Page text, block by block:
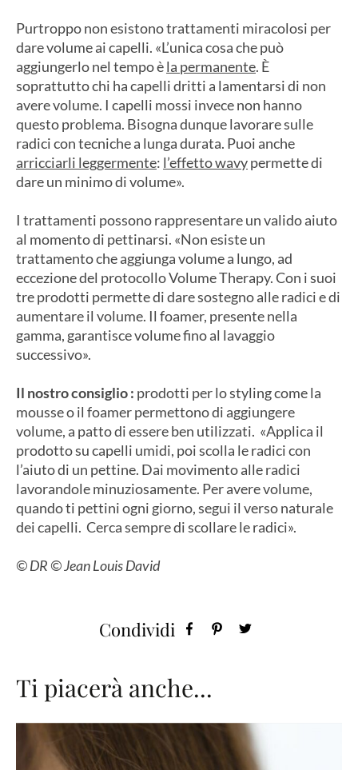
Purtroppo non esistono trattamenti miracolosi per
dare volume ai capelli. «L’unica cosa che può
aggiungerlo nel tempo èla permanente. È
soprattutto chi ha capelli dritti a lamentarsi di non
avere volume. I capelli mossi invece non hanno
questo problema. Bisogna dunque lavorare sulle
radici con tecniche a lunga durata. Puoi anche
arricciarli leggermente: l’effetto wavypermette di
dare un minimo di volume».
I trattamenti possono rappresentare un valido aiuto
al momento di pettinarsi. «Non esiste un
trattamento che aggiunga volume a lungo, ad
eccezione del protocollo Volume Therapy. Con i suoi
tre prodotti permette di dare sostegno alle radici e di
aumentare il volume. Il foamer, presente nella
gamma, garantisce volume fino al lavaggio
successivo».
Il nostro consiglio : prodotti per lo styling come la
mousse o il foamer permettono di aggiungere
volume, a patto di essere ben utilizzati. «Applica il
prodotto su capelli umidi, poi scolla le radici con
l’aiuto di un pettine. Dai movimento alle radici
lavorandole minuziosamente. Per avere volume,
quando ti pettini ogni giorno, segui il verso naturale
dei capelli. Cerca sempre di scollare le radici».
© DR © Jean Louis David
Condividi
Ti piacerà anche...